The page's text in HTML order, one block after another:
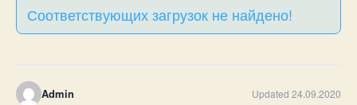
Соответствующих загрузок не найдено!
Admin Updated 24.09.2020